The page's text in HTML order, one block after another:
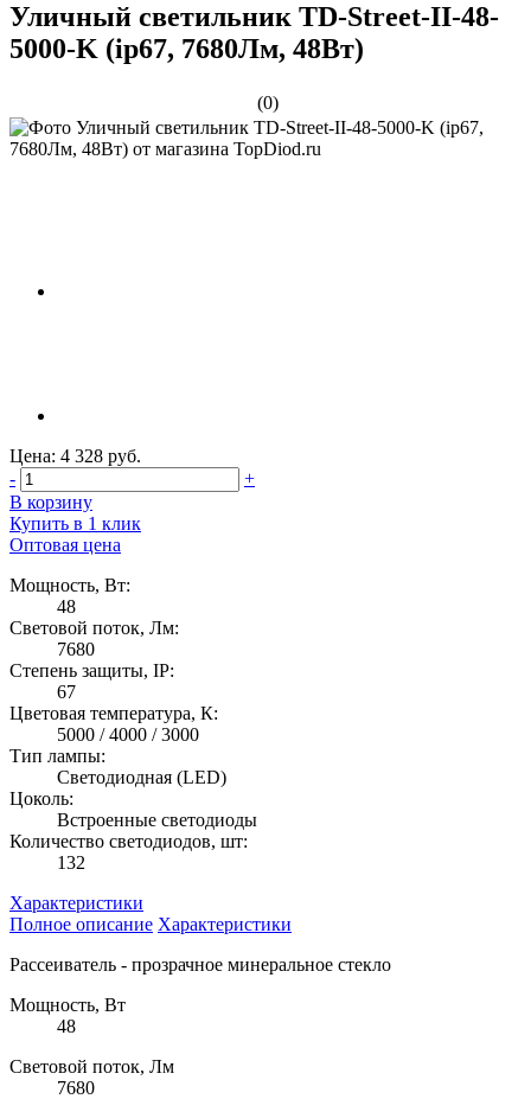
Уличный светильник TD-Street-II-48-
5000-K (ip67, 7680Лм, 48Вт)
(0)
Цена: 4 328 руб.
-
+
В корзину
Купить в 1 клик
Оптовая цена
Мощность, Вт:
48
Световой поток, Лм:
7680
Степень защиты, IP:
67
Цветовая температура, К:
5000 / 4000 / 3000
Тип лампы:
Светодиодная (LED)
Цоколь:
Встроенные светодиоды
Количество светодиодов, шт:
132
Характеристики
Полное описание Характеристики
Рассеиватель - прозрачное минеральное стекло
Мощность, Вт
48
Световой поток, Лм
7680